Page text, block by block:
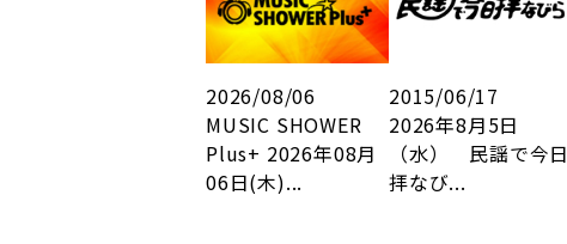
2026/08/06
MUSIC SHOWER
Plus+ 2026年08月
06日(木)...
2015/06/17
2026年8月5日
（水） 民謡で今日
拝なび...